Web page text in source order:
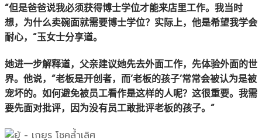
“但是爸爸说我必须获得博士学位才能来店里工作。我当时
想，为什么卖碗面就需要博士学位？实际上，他是希望我学会
耐心，”玉女士分享道。
她进一步解释道，父亲建议她先去外面工作，先体验外面的世
界。他说，“老板是开创者，而‘老板的孩子’常常会被认为是被
宠坏的。如何避免被员工看作是这样的人呢？这很重要。我需
要先面对批评，因为没有员工敢批评老板的孩子。”